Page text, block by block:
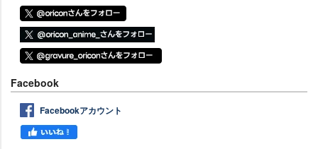
Facebook
Facebookアカウント